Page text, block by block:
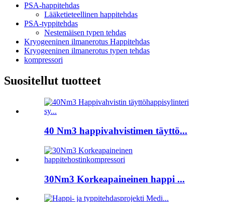
PSA-happitehdas
Lääketieteellinen happitehdas
PSA-typpitehdas
Nestemäisen typen tehdas
Kryogeeninen ilmanerotus Happitehdas
Kryogeeninen ilmanerotus typen tehdas
kompressori
Suositellut tuotteet
40 Nm3 happivahvistimen täyttö...
30Nm3 Korkeapaineinen happi ...